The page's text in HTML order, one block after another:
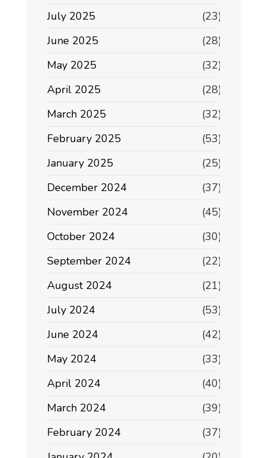
July 2025
(23)
June 2025
(28)
May 2025
(32)
April 2025
(28)
March 2025
(32)
February 2025
(53)
January 2025
(25)
December 2024
(37)
November 2024
(45)
October 2024
(30)
September 2024
(22)
August 2024
(21)
July 2024
(53)
June 2024
(42)
May 2024
(33)
April 2024
(40)
March 2024
(39)
February 2024
(37)